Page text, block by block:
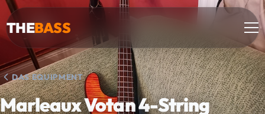
THEBASS
DAS EQUIPMENT
Marleaux Votan 4-String